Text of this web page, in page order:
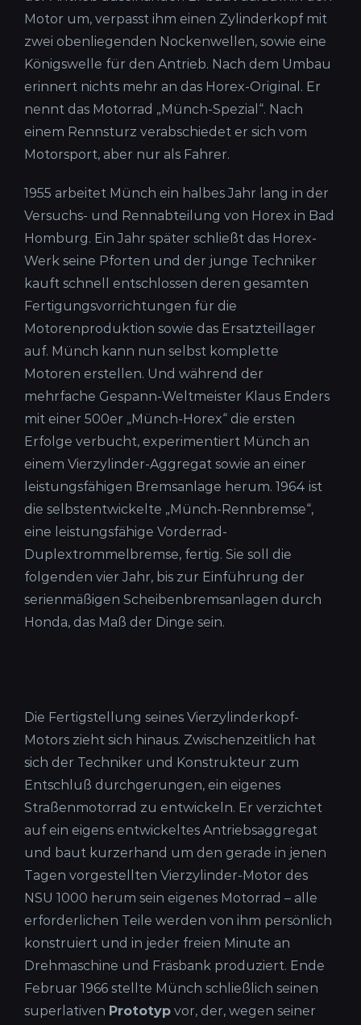
Motor um, verpasst ihm einen Zylinderkopf mit
zwei obenliegenden Nockenwellen, sowie eine
Königswelle für den Antrieb. Nach dem Umbau
erinnert nichts mehr an das Horex-Original. Er
nennt das Motorrad „Münch-Spezial“. Nach
einem Rennsturz verabschiedet er sich vom
Motorsport, aber nur als Fahrer.
1955 arbeitet Münch ein halbes Jahr lang in der
Versuchs- und Rennabteilung von Horex in Bad
Homburg. Ein Jahr später schließt das Horex-
Werk seine Pforten und der junge Techniker
kauft schnell entschlossen deren gesamten
Fertigungsvorrichtungen für die
Motorenproduktion sowie das Ersatzteillager
auf. Münch kann nun selbst komplette
Motoren erstellen. Und während der
mehrfache Gespann-Weltmeister Klaus Enders
mit einer 500er „Münch-Horex“ die ersten
Erfolge verbucht, experimentiert Münch an
einem Vierzylinder-Aggregat sowie an einer
leistungsfähigen Bremsanlage herum. 1964 ist
die selbstentwickelte „Münch-Rennbremse“,
eine leistungsfähige Vorderrad-
Duplextrommelbremse, fertig. Sie soll die
folgenden vier Jahr, bis zur Einführung der
serienmäßigen Scheibenbremsanlagen durch
Honda, das Maß der Dinge sein.
Die Fertigstellung seines Vierzylinderkopf-
Motors zieht sich hinaus. Zwischenzeitlich hat
sich der Techniker und Konstrukteur zum
Entschluß durchgerungen, ein eigenes
Straßenmotorrad zu entwickeln. Er verzichtet
auf ein eigens entwickeltes Antriebsaggregat
und baut kurzerhand um den gerade in jenen
Tagen vorgestellten Vierzylinder-Motor des
NSU 1000 herum sein eigenes Motorrad – alle
erforderlichen Teile werden von ihm persönlich
konstruiert und in jeder freien Minute an
Drehmaschine und Fräsbank produziert. Ende
Februar 1966 stellte Münch schließlich seinen
superlativen Prototyp vor, der, wegen seiner